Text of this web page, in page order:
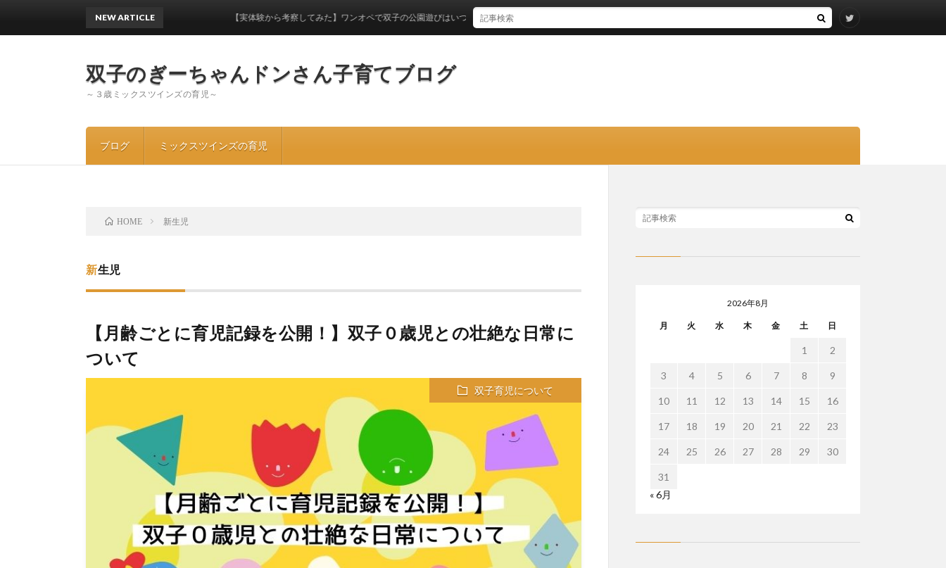
双子のぎーちゃんドンさん子育てブログ
～３歳ミックスツインズの育児～
ブログ ミックスツインズの育児
NEW ARTICLE 【実体験から考察してみた】ワンオペで双子の公園遊びはいつからできるのか？
HOME 新生児
新生児
【月齢ごとに育児記録を公開！】双子０歳児との壮絶な日常に
ついて
双子育児について
2026年8月
月 火 水 木 金 土 日
1 2
3 4 5 6 7 8 9
10 11 12 13 14 15 16
17 18 19 20 21 22 23
24 25 26 27 28 29 30
31
« 6月